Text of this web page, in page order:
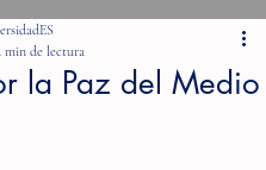
la Paz del Medio
min de lectura